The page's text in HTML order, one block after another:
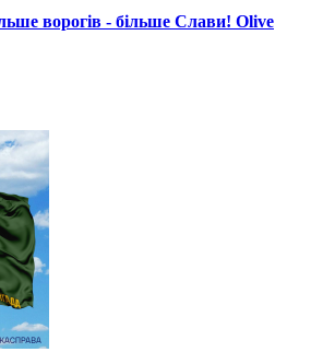
ворогів - більше Слави! Olive